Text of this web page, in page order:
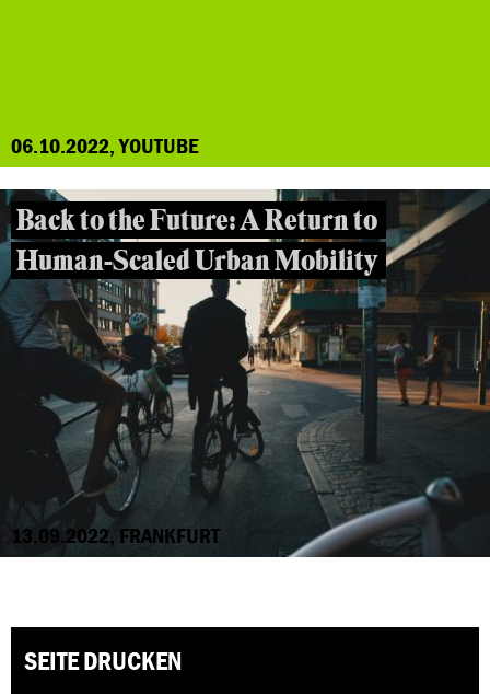
06.10.2022, YOUTUBE
Back to the Future: A Return to
Human-Scaled Urban Mobility
13.09.2022, FRANKFURT
SEITE DRUCKEN